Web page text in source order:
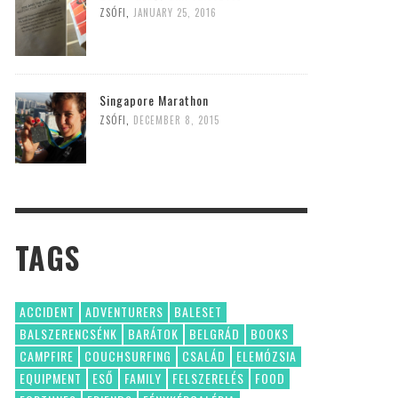
ZSÓFI JANUARY 25, 2016
Singapore Marathon
ZSÓFI DECEMBER 8, 2015
TAGS
ACCIDENT ADVENTURERS
BALESET
BALSZERENCSÉNK
BARÁTOK BELGRÁD
BOOKS
CAMPFIRE
COUCHSURFING CSALÁD
ELEMÓZSIA
EQUIPMENT
ESŐ FAMILY FELSZERELÉS
FOOD